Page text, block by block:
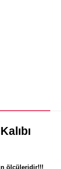
ölçüleridir!!!